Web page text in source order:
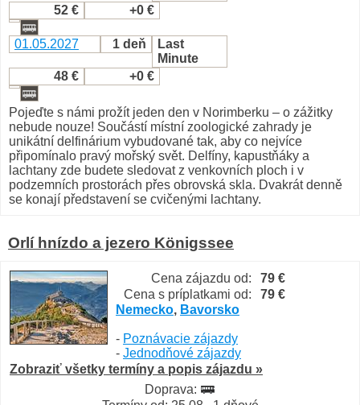
52 €
+0 €
01.05.2027 1 deň
Last
Minute
48 €
+0 €
Pojeďte s námi prožít jeden den v Norimberku – o zážitky
nebude nouze! Součástí místní zoologické zahrady je
unikátní delfinárium vybudované tak, aby co nejvíce
připomínalo pravý mořský svět. Delfíny, kapustňáky a
lachtany zde budete sledovat z venkovních ploch i v
podzemních prostorách přes obrovská skla. Dvakrát denně
se konají představení se cvičenými lachtany.
Orlí hnízdo a jezero Königssee
Cena zájazdu od:
79 €
Cena s príplatkami od:
79 €
Nemecko, Bavorsko
- Poznávacie zájazdy
- Jednodňové zájazdy
Zobraziť všetky termíny a popis zájazdu »
Doprava: